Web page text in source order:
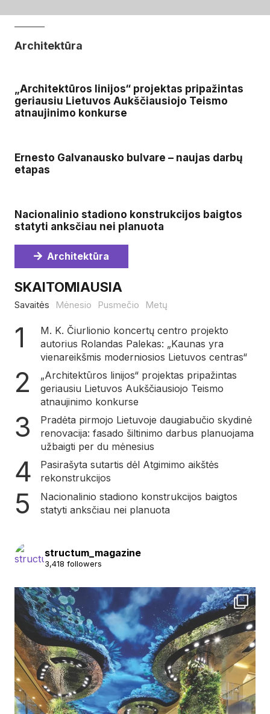
Architektūra
„Architektūros linijos“ projektas pripažintas
geriausiu Lietuvos Aukščiausiojo Teismo
atnaujinimo konkurse
Ernesto Galvanausko bulvare – naujas darbų
etapas
Nacionalinio stadiono konstrukcijos baigtos
statyti anksčiau nei planuota
Architektūra
SKAITOMIAUSIA
Savaitės Mėnesio Pusmečio Metų
M. K. Čiurlionio koncertų centro projekto
autorius Rolandas Palekas: „Kaunas yra
vienareikšmis moderniosios Lietuvos centras“
„Architektūros linijos“ projektas pripažintas
geriausiu Lietuvos Aukščiausiojo Teismo
atnaujinimo konkurse
Pradėta pirmojo Lietuvoje daugiabučio skydinė
renovacija: fasado šiltinimo darbus planuojama
užbaigti per du mėnesius
Pasirašyta sutartis dėl Atgimimo aikštės
rekonstrukcijos
Nacionalinio stadiono konstrukcijos baigtos
statyti anksčiau nei planuota
structum_magazine
3,418 followers